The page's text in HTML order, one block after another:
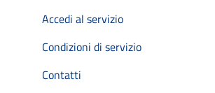
Accedi al servizio
Condizioni di servizio
Contatti